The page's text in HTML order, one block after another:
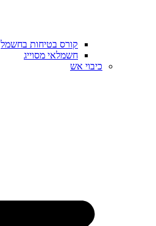
קורס בטיחות בחשמל
חשמלאי מסוייג
כיבוי אש